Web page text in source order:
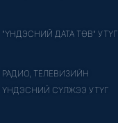
"ҮНДЭСНИЙ ДАТА ТӨВ" УТҮГ
РАДИО, ТЕЛЕВИЗИЙН
ҮНДЭСНИЙ СҮЛЖЭЭ УТҮГ